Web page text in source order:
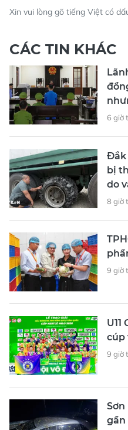
Xin vui lòng gõ tiếng Việt có
CÁC TIN KHÁC
6 giờ
Đắk
bị
do
8 giờ
9 giờ
cúp
9 giờ
Sơn
gần